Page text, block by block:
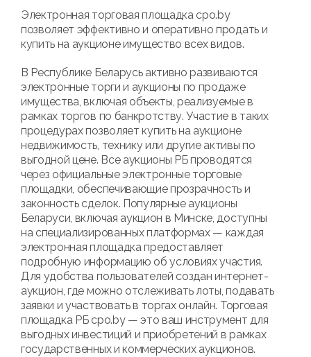
Электронная торговая площадка cpo.by
позволяет эффективно и оперативно продать и
купить на аукционе имущество всех видов.
В Республике Беларусь активно развиваются
электронные торги и аукционы по продаже
имущества, включая объекты, реализуемые в
рамках торгов по банкротству. Участие в таких
процедурах позволяет купить на аукционе
недвижимость, технику или другие активы по
выгодной цене. Все аукционы РБ проводятся
через официальные электронные торговые
площадки, обеспечивающие прозрачность и
законность сделок. Популярные аукционы
Беларуси, включая аукцион в Минске, доступны
на специализированных платформах — каждая
электронная площадка предоставляет
подробную информацию об условиях участия.
Для удобства пользователей создан интернет-
аукцион, где можно отслеживать лоты, подавать
заявки и участвовать в торгах онлайн. Торговая
площадка РБ cpo.by — это ваш инструмент для
выгодных инвестиций и приобретений в рамках
государственных и коммерческих аукционов.